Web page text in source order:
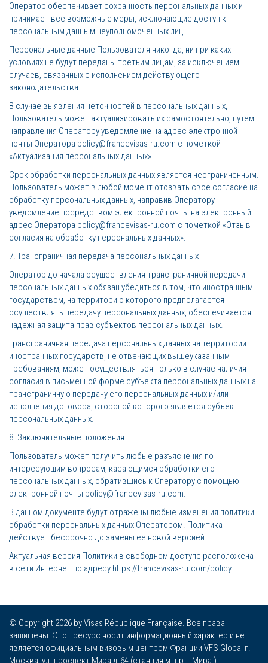
Оператор обеспечивает сохранность персональных данных и
принимает все возможные меры, исключающие доступ к
персональным данным неуполномоченных лиц.
Персональные данные Пользователя никогда, ни при каких
условиях не будут переданы третьим лицам, за исключением
случаев, связанных с исполнением действующего
законодательства.
В случае выявления неточностей в персональных данных,
Пользователь может актуализировать их самостоятельно, путем
направления Оператору уведомление на адрес электронной
почты Оператора policy@francevisas-ru.com с пометкой
«Актуализация персональных данных».
Срок обработки персональных данных является неограниченным.
Пользователь может в любой момент отозвать свое согласие на
обработку персональных данных, направив Оператору
уведомление посредством электронной почты на электронный
адрес Оператора policy@francevisas-ru.com с пометкой «Отзыв
согласия на обработку персональных данных».
7. Трансграничная передача персональных данных
Оператор до начала осуществления трансграничной передачи
персональных данных обязан убедиться в том, что иностранным
государством, на территорию которого предполагается
осуществлять передачу персональных данных, обеспечивается
надежная защита прав субъектов персональных данных.
Трансграничная передача персональных данных на территории
иностранных государств, не отвечающих вышеуказанным
требованиям, может осуществляться только в случае наличия
согласия в письменной форме субъекта персональных данных на
трансграничную передачу его персональных данных и/или
исполнения договора, стороной которого является субъект
персональных данных.
8. Заключительные положения
Пользователь может получить любые разъяснения по
интересующим вопросам, касающимся обработки его
персональных данных, обратившись к Оператору с помощью
электронной почты policy@francevisas-ru.com.
В данном документе будут отражены любые изменения политики
обработки персональных данных Оператором. Политика
действует бессрочно до замены ее новой версией.
Актуальная версия Политики в свободном доступе расположена
в сети Интернет по адресу https://francevisas-ru.com/policy.
© Copyright 2026 by Visas République Française. Все права
защищены. Этот ресурс носит информационный характер и не
является официальным визовым центром Франции VFS Global г.
Москва, ул. проспект Мира д.64 (станция м. пр-т Мира.).